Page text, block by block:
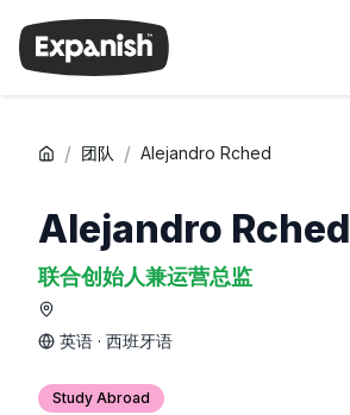
/ 团队 / Alejandro Rched
Alejandro Rched
联合创始人兼运营总监
英语 · 西班牙语
Study Abroad